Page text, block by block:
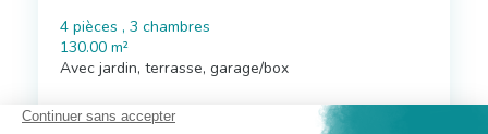
4 pièces , 3 chambres
130.00 m²
Avec jardin, terrasse, garage/box